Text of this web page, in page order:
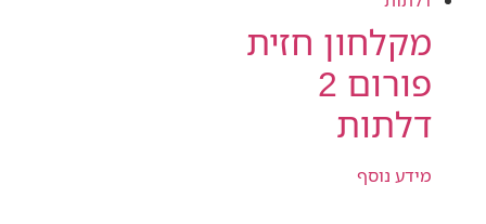
מקלחון חזית
פורום 2
דלתות
מידע נוסף